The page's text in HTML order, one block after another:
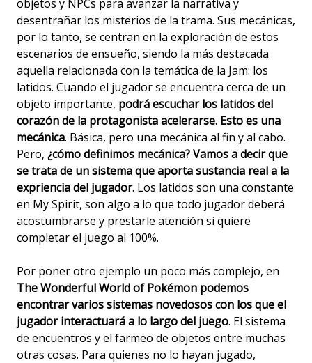
objetos y NPCs para avanzar la narrativa y
desentrañar los misterios de la trama. Sus mecánicas,
por lo tanto, se centran en la exploración de estos
escenarios de ensueño, siendo la más destacada
aquella relacionada con la temática de la Jam: los
latidos. Cuando el jugador se encuentra cerca de un
objeto importante, podrá escuchar los latidos del
corazón de la protagonista acelerarse. Esto es una
mecánica. Básica, pero una mecánica al fin y al cabo.
Pero, ¿cómo definimos mecánica? Vamos a decir que
se trata de un sistema que aporta sustancia real a la
expriencia del jugador. Los latidos son una constante
en My Spirit, son algo a lo que todo jugador deberá
acostumbrarse y prestarle atención si quiere
completar el juego al 100%.
Por poner otro ejemplo un poco más complejo, en
The Wonderful World of Pokémon podemos
encontrar varios sistemas novedosos con los que el
jugador interactuará a lo largo del juego. El sistema
de encuentros y el farmeo de objetos entre muchas
otras cosas. Para quienes no lo hayan jugado,